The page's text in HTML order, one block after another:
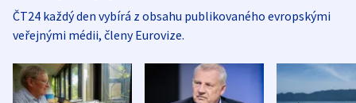
ČT24 každý den vybírá z obsahu publikovaného evropskými
veřejnými médii, členy Eurovize.